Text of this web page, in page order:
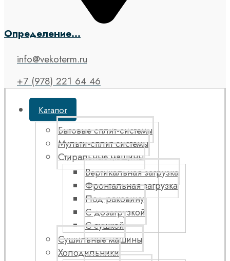
Определение...
info@vekoterm.ru
+7 (978) 221 64 46
Каталог
Бытовые сплит-системы
Мульти-сплит системы
Стиральные машины
Вертикальная загрузка
Фронтальная загрузка
Под раковину
С дозагрузкой
С сушкой
Сушильные машины
Холодильники